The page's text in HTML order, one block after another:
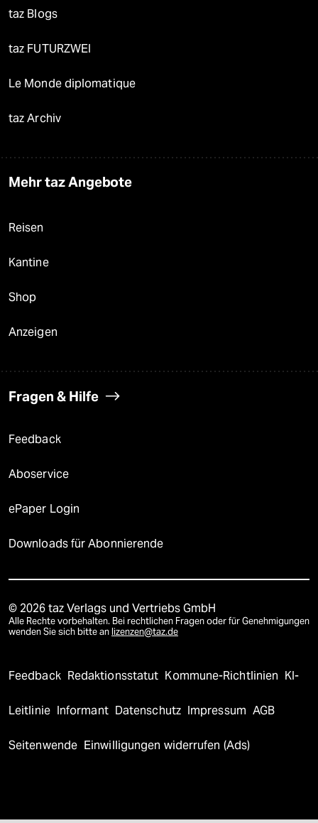
taz Blogs
taz FUTURZWEI
Le Monde diplomatique
taz Archiv
Mehr taz Angebote
Reisen
Kantine
Shop
Anzeigen
Fragen & Hilfe
Feedback
Aboservice
ePaper Login
Downloads für Abonnierende
© 2026 taz Verlags und Vertriebs GmbH
Alle Rechte vorbehalten. Bei rechtlichen Fragen oder für Genehmigungen
wenden Sie sich bitte an lizenzen@taz.de
Feedback Redaktionsstatut Kommune-Richtlinien KI-
Leitlinie Informant Datenschutz Impressum AGB
Seitenwende Einwilligungen widerrufen (Ads)